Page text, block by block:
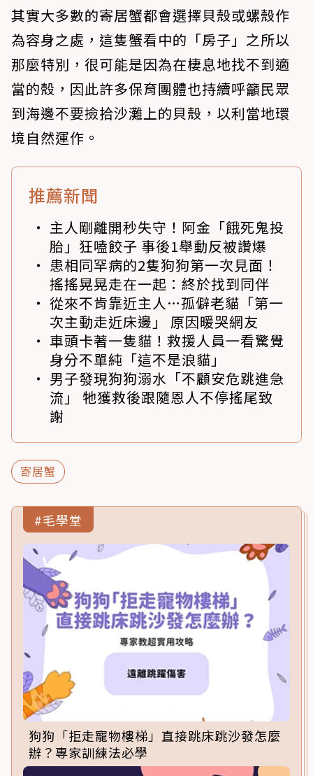
其實大多數的寄居蟹都會選擇貝殼或螺殼作
為容身之處，這隻蟹看中的「房子」之所以
那麼特別，很可能是因為在棲息地找不到適
當的殼，因此許多保育團體也持續呼籲民眾
到海邊不要撿拾沙灘上的貝殼，以利當地環
境自然運作。
推薦新聞
主人剛離開秒失守！阿金「餓死鬼投
胎」狂嗑餃子 事後1舉動反被讚爆
患相同罕病的2隻狗狗第一次見面！
搖搖晃晃走在一起：終於找到同伴
從來不肯靠近主人…孤僻老貓「第一
次主動走近床邊」 原因暖哭網友
車頭卡著一隻貓！救援人員一看驚覺
身分不單純「這不是浪貓」
男子發現狗狗溺水「不顧安危跳進急
流」 牠獲救後跟隨恩人不停搖尾致
謝
寄居蟹
#毛學堂
狗狗「拒走寵物樓梯」直接跳床跳沙發怎麼
辦？專家訓練法必學